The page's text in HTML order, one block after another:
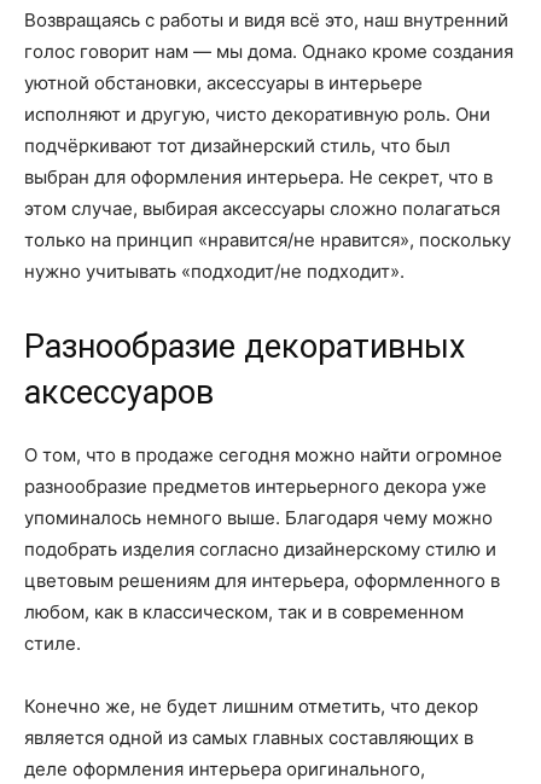
Возвращаясь с работы и видя всё это, наш внутренний
голос говорит нам — мы дома. Однако кроме создания
уютной обстановки, аксессуары в интерьере
исполняют и другую, чисто декоративную роль. Они
подчёркивают тот дизайнерский стиль, что был
выбран для оформления интерьера. Не секрет, что в
этом случае, выбирая аксессуары сложно полагаться
только на принцип «нравится/не нравится», поскольку
нужно учитывать «подходит/не подходит».
Разнообразие декоративных
аксессуаров
О том, что в продаже сегодня можно найти огромное
разнообразие предметов интерьерного декора уже
упоминалось немного выше. Благодаря чему можно
подобрать изделия согласно дизайнерскому стилю и
цветовым решениям для интерьера, оформленного в
любом, как в классическом, так и в современном
стиле.
Конечно же, не будет лишним отметить, что декор
является одной из самых главных составляющих в
деле оформления интерьера оригинального,